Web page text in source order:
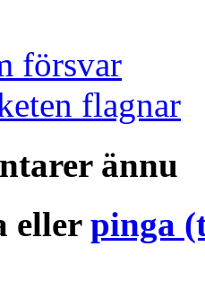
försvar
flagnar
ännu
eller pinga